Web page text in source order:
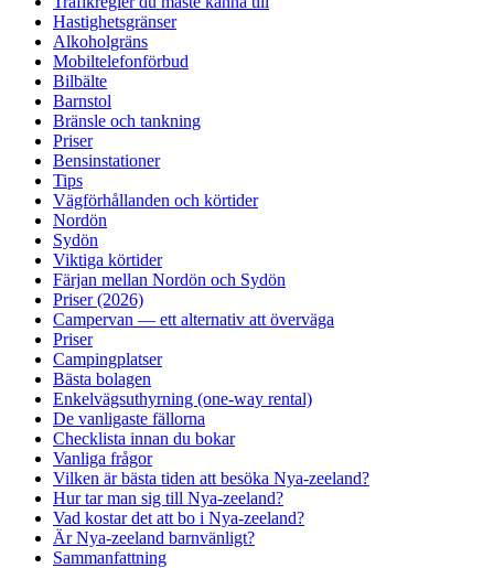
Hastighetsgränser
Alkoholgräns
Mobiltelefonförbud
Bilbälte
Barnstol
Bränsle och tankning
Priser
Bensinstationer
Tips
Vägförhållanden och körtider
Nordön
Sydön
Viktiga körtider
Färjan mellan Nordön och Sydön
Priser (2026)
Campervan — ett alternativ att överväga
Priser
Campingplatser
Bästa bolagen
Enkelvägsuthyrning (one-way rental)
De vanligaste fällorna
Checklista innan du bokar
Vanliga frågor
Vilken är bästa tiden att besöka Nya-zeeland?
Hur tar man sig till Nya-zeeland?
Vad kostar det att bo i Nya-zeeland?
Är Nya-zeeland barnvänligt?
Sammanfattning